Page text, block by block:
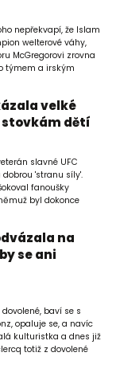
nepřekvapí, že Islam
welterové váhy,
McGregorovi zrovna
týmem a irským
velké
stovkám dětí
slavné UFC
'stranu síly'.
fanoušky
byl dokonce
na
se ani
baví se s
opaluje se, a navíc
kulturistka a dnes již
totiž z dovolené